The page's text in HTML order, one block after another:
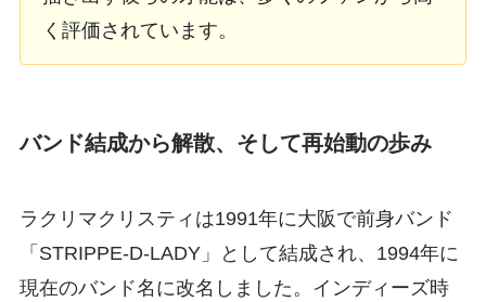
く評価されています。
バンド結成から解散、そして再始動の歩み
ラクリマクリスティは1991年に大阪で前身バンド
「STRIPPE-D-LADY」として結成され、1994年に
現在のバンド名に改名しました。インディーズ時